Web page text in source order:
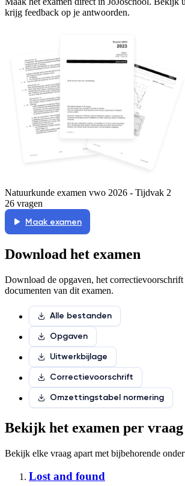
krijg feedback op je antwoorden.
Natuurkunde examen vwo 2026 - Tijdvak 2
26 vragen
Maak examen
Download het examen
Download de opgaven, het correctievoorschrift
documenten van dit examen.
Alle bestanden
Opgaven
Uitwerkbijlage
Correctievoorschrift
Omzettingstabel normering
Bekijk het examen per vraag
Bekijk elke vraag apart met bijbehorende
Lost and found